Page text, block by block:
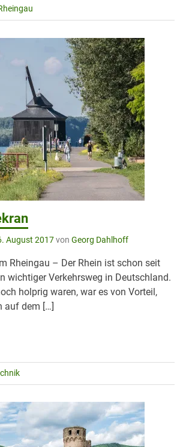
August 2017von Georg Dahlhoff
Rheingau – Der Rhein ist schon seit
wichtiger Verkehrsweg in Deutschland.
holprig waren, war es von Vorteil,
auf dem […]